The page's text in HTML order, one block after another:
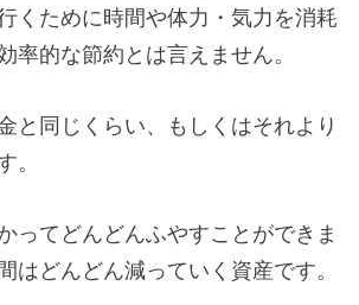
くために時間や体力・気力を消耗
率的な節約とは言えません。
と同じくらい、もしくはそれより
。
ってどんどんふやすことができま
はどんどん減っていく資産です。